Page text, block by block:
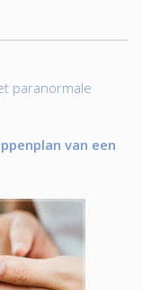
paranormale
van een